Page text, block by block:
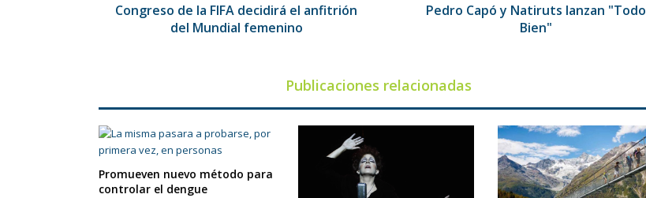
femenino
Congreso de la FIFA decidirá el anfitrión
del Mundial femenino
Pedro Capó y Natiruts lanzan "Todo
Bien"
Publicaciones relacionadas
Promueven nuevo método para
controlar el dengue